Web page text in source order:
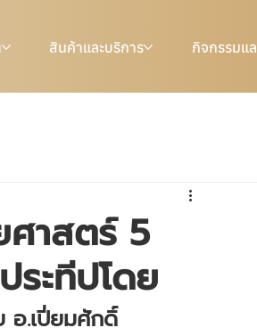
สินค้าและบริการ กิจกรรมแ
าสตร์ 5
ะทีปโดย
อ.เปี่ยมศักดิ์